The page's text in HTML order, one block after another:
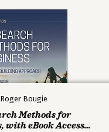
Roger Bougie
Methods for
with eBook Access